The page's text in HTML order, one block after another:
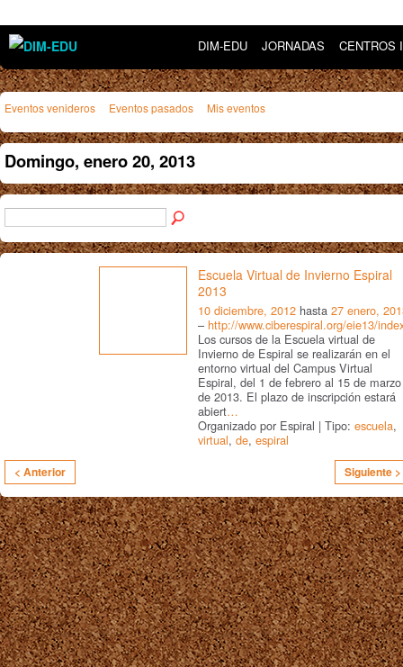
DIM-EDU JORNADAS CENTROS
Eventos venideros Eventos pasados Mis eventos
Domingo, enero 20, 2013
Escuela Virtual de Invierno Espiral
2013
10 diciembre, 2012 hasta 27 enero,
– http://www.ciberespiral.org/eie13/
Los cursos de la Escuela virtual de
Invierno de Espiral se realizarán en el
entorno virtual del Campus Virtual
Espiral, del 1 de febrero al 15 de marzo
de 2013. El plazo de inscripción estará
abiert…
Organizado por Espiral | Tipo: escuela,
virtual, de, espiral
< Anterior Siguiente >